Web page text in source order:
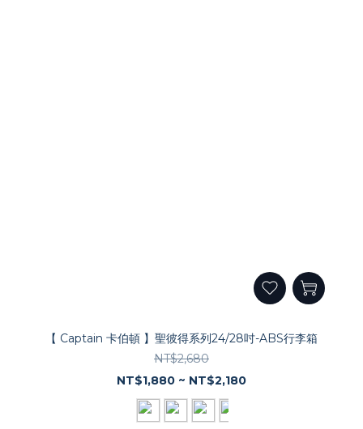
【 Captain 卡伯頓 】聖彼得系列24/28吋-ABS行李箱
NT$2,680
NT$1,880 ~ NT$2,180